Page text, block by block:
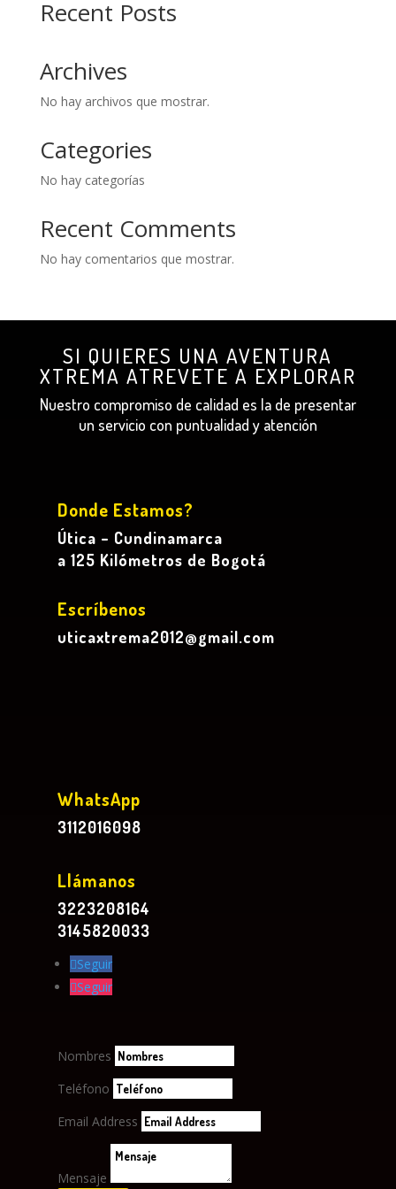
Recent Posts
Archives
No hay archivos que mostrar.
Categories
No hay categorías
Recent Comments
No hay comentarios que mostrar.
SI QUIERES UNA AVENTURA
XTREMA ATREVETE A EXPLORAR
Nuestro compromiso de calidad es la de presentar
un servicio con puntualidad y atención
Donde Estamos?
Útica – Cundinamarca
a 125 Kilómetros de Bogotá
Escríbenos
uticaxtrema2012@gmail.com
WhatsApp
3112016098
Llámanos
3223208164
3145820033
Seguir
Seguir
Nombres
Teléfono
Email Address
Mensaje